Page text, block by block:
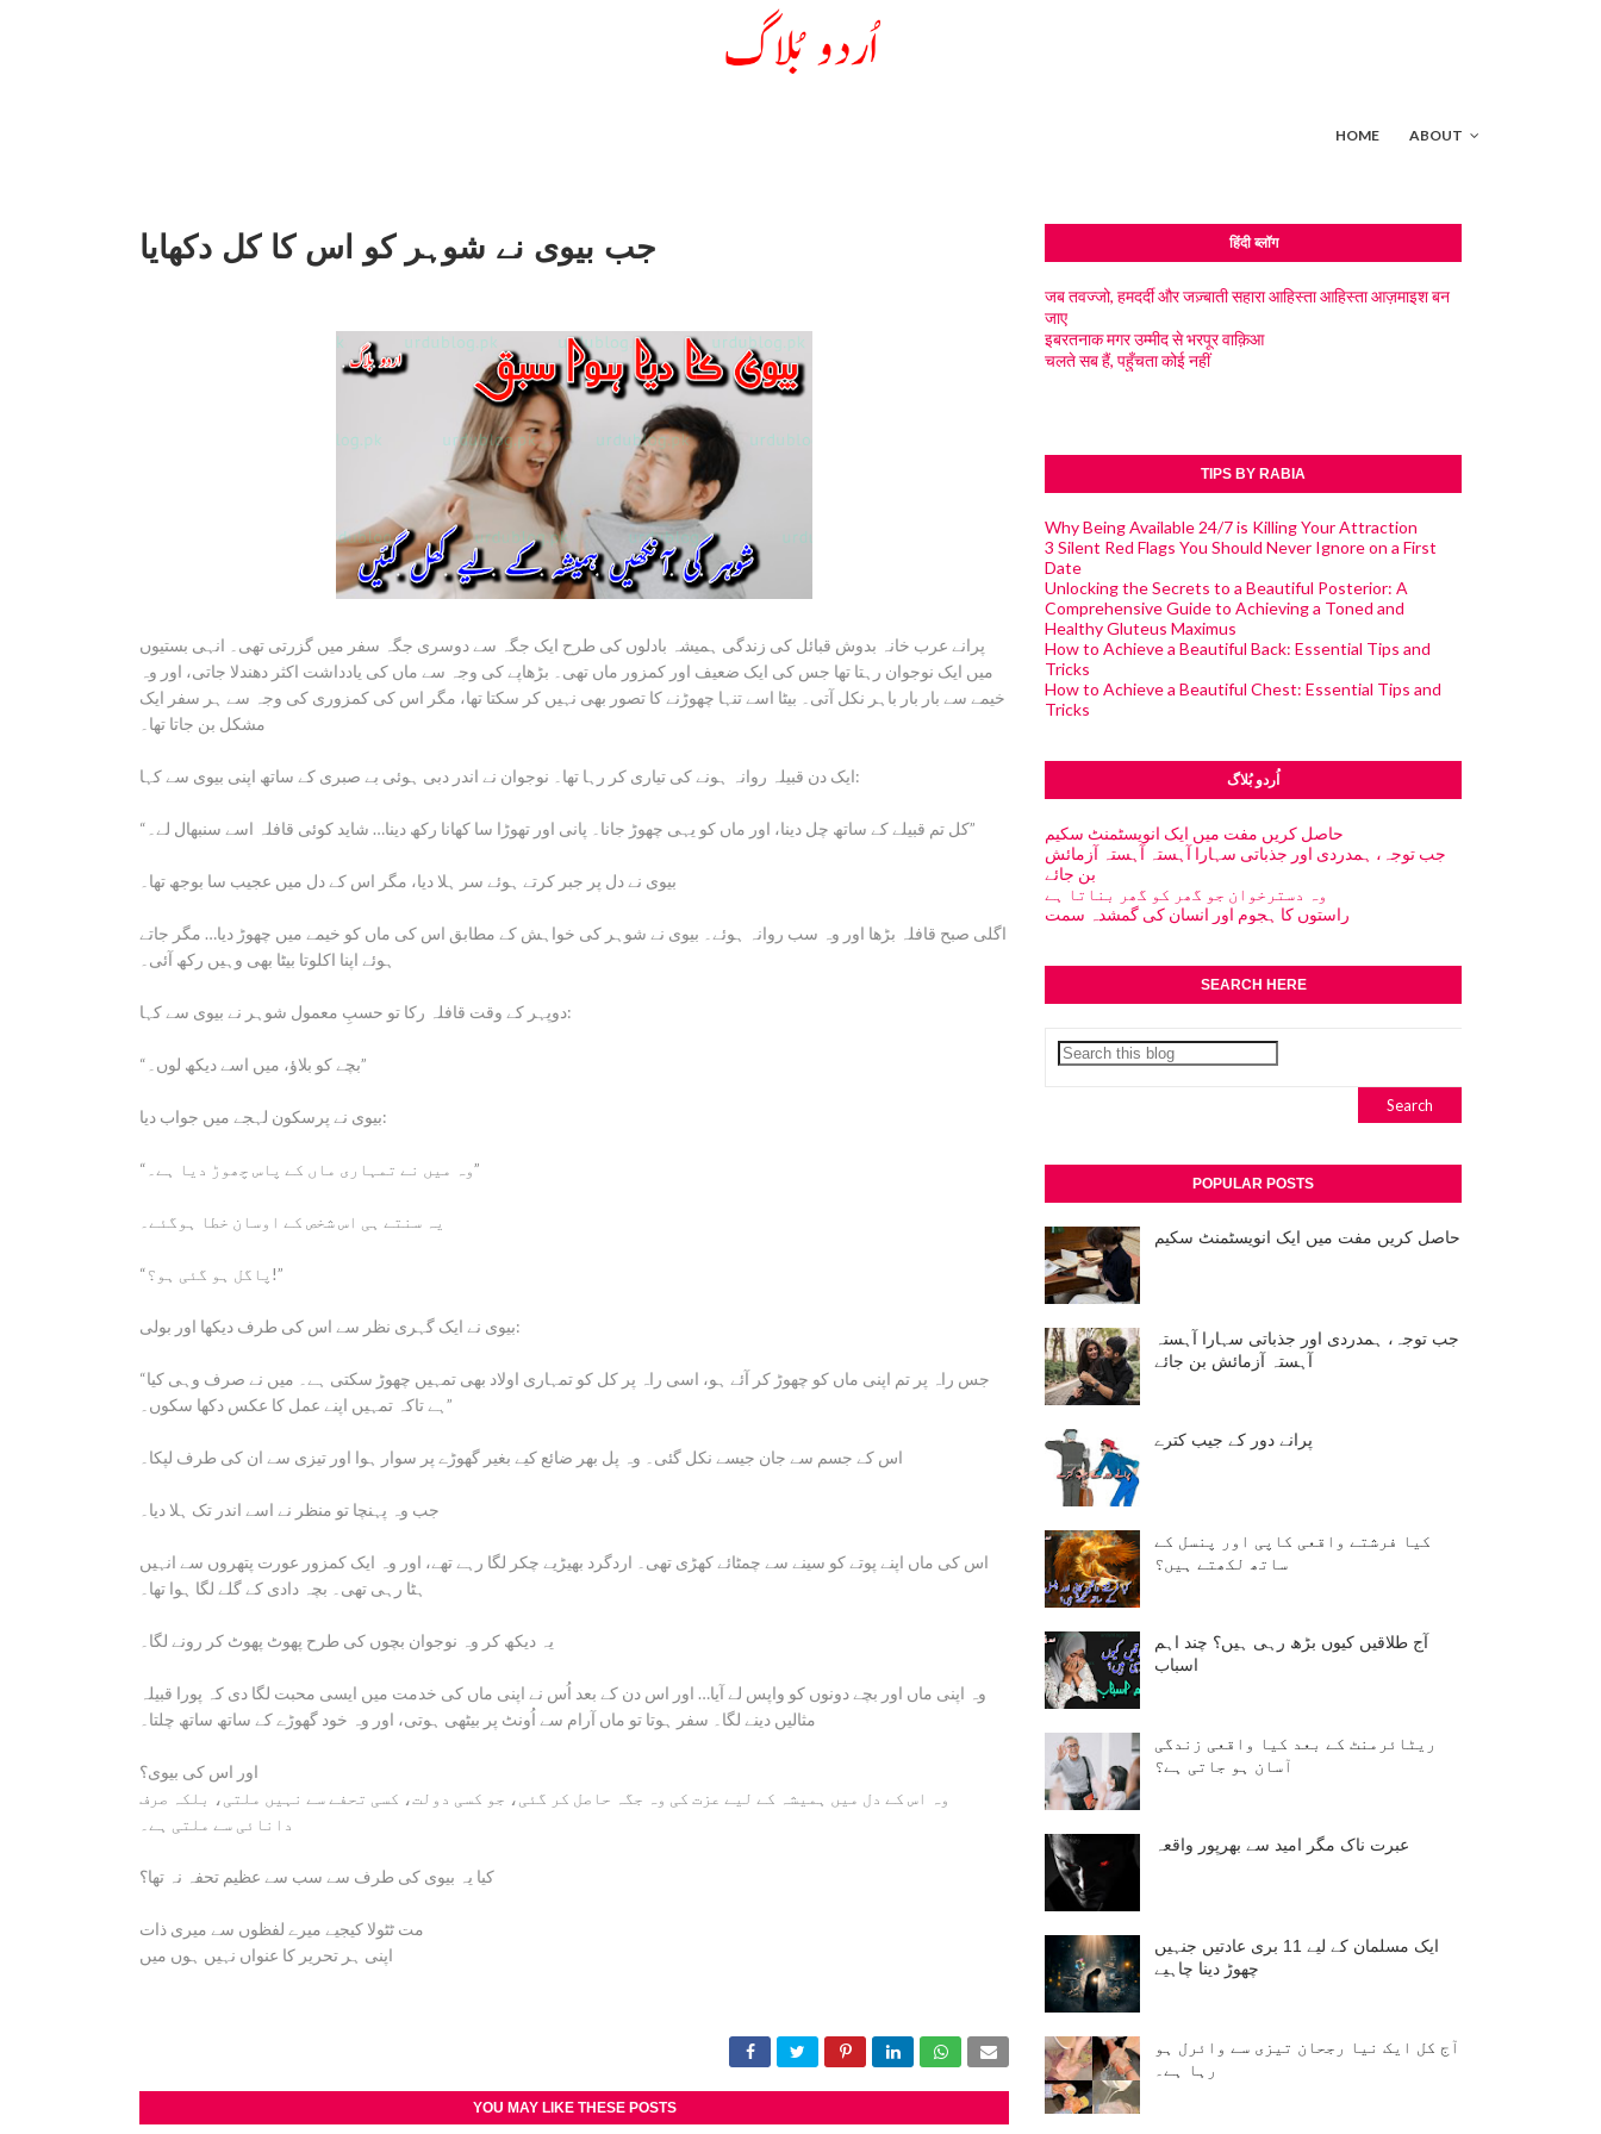
HOME ABOUT
جب بیوی نے شوہر کو اس کا کل دکھایا
پرانے عرب خانہ بدوش قبائل کی زندگی ہمیشہ بادلوں کی طرح ایک جگہ سے دوسری جگہ سفر میں گزرتی تھی۔ انہی بستیوں
میں ایک نوجوان رہتا تھا جس کی ایک ضعیف اور کمزور ماں تھی۔ بڑھاپے کی وجہ سے ماں کی یادداشت اکثر دھندلا جاتی، اور وہ
خیمے سے بار بار باہر نکل آتی۔ بیٹا اسے تنہا چھوڑنے کا تصور بھی نہیں کر سکتا تھا، مگر اس کی کمزوری کی وجہ سے ہر سفر ایک
مشکل بن جاتا تھا۔
ایک دن قبیلہ روانہ ہونے کی تیاری کر رہا تھا۔ نوجوان نے اندر دبی ہوئی بے صبری کے ساتھ اپنی بیوی سے کہا:
“کل تم قبیلے کے ساتھ چل دینا، اور ماں کو یہی چھوڑ جانا۔ پانی اور تھوڑا سا کھانا رکھ دینا… شاید کوئی قافلہ اسے سنبھال لے۔”
بیوی نے دل پر جبر کرتے ہوئے سر ہلا دیا، مگر اس کے دل میں عجیب سا بوجھ تھا۔
اگلی صبح قافلہ بڑھا اور وہ سب روانہ ہوئے۔ بیوی نے شوہر کی خواہش کے مطابق اس کی ماں کو خیمے میں چھوڑ دیا… مگر جاتے
ہوئے اپنا اکلوتا بیٹا بھی وہیں رکھ آئی۔
دوپہر کے وقت قافلہ رکا تو حسبِ معمول شوہر نے بیوی سے کہا:
“بچے کو بلاؤ، میں اسے دیکھ لوں۔”
بیوی نے پرسکون لہجے میں جواب دیا:
“وہ میں نے تمہاری ماں کے پاس چھوڑ دیا ہے۔”
یہ سنتے ہی اس شخص کے اوسان خطا ہوگئے۔
“پاگل ہو گئی ہو؟!”
بیوی نے ایک گہری نظر سے اس کی طرف دیکھا اور بولی:
“جس راہ پر تم اپنی ماں کو چھوڑ کر آئے ہو، اسی راہ پر کل کو تمہاری اولاد بھی تمہیں چھوڑ سکتی ہے۔ میں نے صرف وہی کیا
ہے تاکہ تمہیں اپنے عمل کا عکس دکھا سکوں۔”
اس کے جسم سے جان جیسے نکل گئی۔ وہ پل بھر ضائع کیے بغیر گھوڑے پر سوار ہوا اور تیزی سے ان کی طرف لپکا۔
جب وہ پہنچا تو منظر نے اسے اندر تک ہلا دیا۔
اس کی ماں اپنے پوتے کو سینے سے چمٹائے کھڑی تھی۔ اردگرد بھیڑیے چکر لگا رہے تھے، اور وہ ایک کمزور عورت پتھروں سے انہیں
ہٹا رہی تھی۔ بچہ دادی کے گلے لگا ہوا تھا۔
یہ دیکھ کر وہ نوجوان بچوں کی طرح پھوٹ پھوٹ کر رونے لگا۔
وہ اپنی ماں اور بچے دونوں کو واپس لے آیا… اور اس دن کے بعد اُس نے اپنی ماں کی خدمت میں ایسی محبت لگا دی کہ پورا قبیلہ
مثالیں دینے لگا۔ سفر ہوتا تو ماں آرام سے اُونٹ پر بیٹھی ہوتی، اور وہ خود گھوڑے کے ساتھ ساتھ چلتا۔
اور اس کی بیوی؟
وہ اس کے دل میں ہمیشہ کے لیے عزت کی وہ جگہ حاصل کر گئی، جو کسی دولت، کسی تحفے سے نہیں ملتی، بلکہ صرف
دانائی سے ملتی ہے۔
کیا یہ بیوی کی طرف سے سب سے عظیم تحفہ نہ تھا؟
مت ٹٹولا کیجیے میرے لفظوں سے میری ذات
اپنی ہر تحریر کا عنواں نہیں ہوں میں
YOU MAY LIKE THESE POSTS
हिंदी ब्लॉग
जब तवज्जो, हमदर्दी और जज़्बाती सहारा आहिस्ता आहिस्ता आज़माइश बन
जाए
इबरतनाक मगर उम्मीद से भरपूर वाक़िआ
चलते सब हैं, पहुँचता कोई नहीं
TIPS BY RABIA
Why Being Available 24/7 is Killing Your Attraction
3 Silent Red Flags You Should Never Ignore on a First
Date
Unlocking the Secrets to a Beautiful Posterior: A
Comprehensive Guide to Achieving a Toned and
Healthy Gluteus Maximus
How to Achieve a Beautiful Back: Essential Tips and
Tricks
How to Achieve a Beautiful Chest: Essential Tips and
Tricks
اُردو بُلاگ
حاصل کریں مفت میں ایک انویسٹمنٹ سکیم
جب توجہ، ہمدردی اور جذباتی سہارا آہستہ آہستہ آزمائش
بن جائے
وہ دسترخوان جو گھر کو گھر بناتا ہے
راستوں کا ہجوم اور انسان کی گمشدہ سمت
SEARCH HERE
POPULAR POSTS
حاصل کریں مفت میں ایک انویسٹمنٹ سکیم
جب توجہ، ہمدردی اور جذباتی سہارا آہستہ
آہستہ آزمائش بن جائے
پرانے دور کے جیب کترے
کیا فرشتے واقعی کاپی اور پنسل کے
ساتھ لکھتے ہیں؟
آج طلاقیں کیوں بڑھ رہی ہیں؟ چند اہم
اسباب
ریٹائرمنٹ کے بعد کیا واقعی زندگی
آسان ہو جاتی ہے؟
عبرت ناک مگر امید سے بھرپور واقعہ
ایک مسلمان کے لیے 11 بری عادتیں جنہیں
چھوڑ دینا چاہیے
آج کل ایک نیا رجحان تیزی سے وائرل ہو
رہا ہے۔